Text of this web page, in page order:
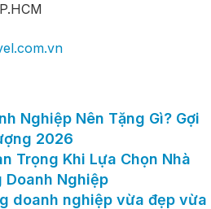
Nghiệp Nên Tặng Gì? Gợi
2026
Trọng Khi Lựa Chọn Nhà
Doanh Nghiệp
doanh nghiệp vừa đẹp vừa